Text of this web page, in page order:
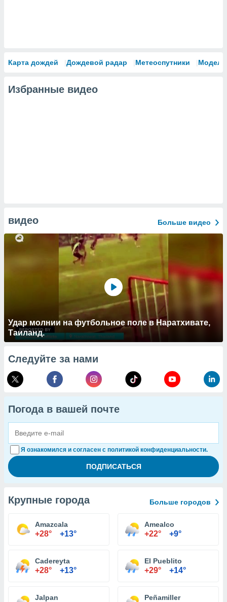
Карта дождей Дождевой радар Метеоспутники Модели
Избранные видео
видео Больше видео
Удар молнии на футбольное поле в Наратхивате,
Таиланд.
Следуйте за нами
Погода в вашей почте
Я ознакомился и согласен с политикой конфиденциальности.
Крупные города Больше городов
Amazcala
+28° +13°
Amealco
+22° +9°
Cadereyta
+28° +13°
El Pueblito
+29° +14°
Jalpan Peñamiller